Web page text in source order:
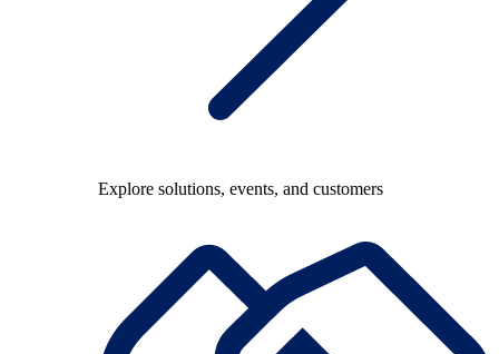
Explore solutions, events, and customers